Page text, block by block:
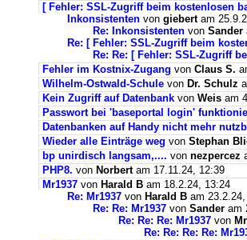
[ Fehler: SSL-Zugriff beim kostenlosen
Inkonsistenten von giebertam
Re: Inkonsistenten von Sander
Re: [ Fehler: SSL-Zugriff beim
Re: Re: [ Fehler: SSL-Zugriff
Fehler im Kostnix-Zugang von Claus S.
Wilhelm-Ostwald-Schule von Dr. Schulz
Kein Zugriff auf Datenbank von Weis am
Passwort bei 'baseportal login'
Datenbanken auf Handy nicht mehr
Wieder alle Einträge weg von Stephan
bp unirdisch langsam,.... von nezpercez
PHP8. von Norbertam 17.11.24, 12:39
Mr1937 von Harald B am 18.2.24, 13:24
Re: Mr1937 von Harald B am
Re: Re: Mr1937 von Sander am
Re: Re: Re: Mr1937 von
Re: Re: Re: Re: